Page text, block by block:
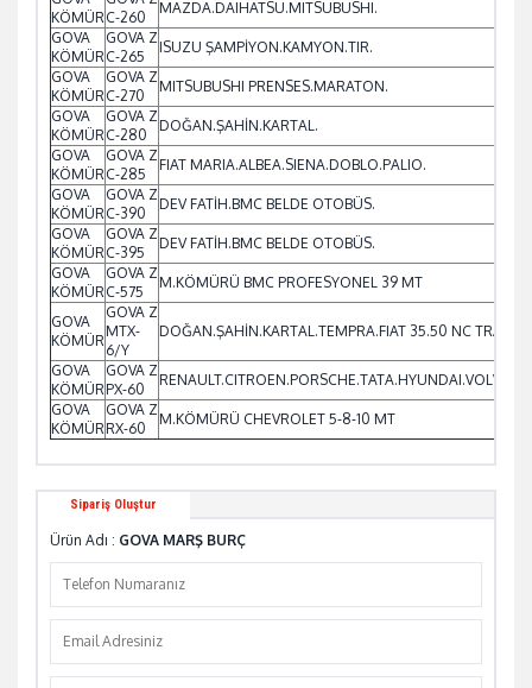
KÖMÜR C-260
MAZDA.DAIHATSU.MITSUBUSHI.
GOVA
KÖMÜR
GOVA Z
C-265
ISUZU ŞAMPİYON.KAMYON.TIR.
GOVA
KÖMÜR
GOVA Z
C-270
MITSUBUSHI PRENSES.MARATON.
GOVA
KÖMÜR
GOVA Z
C-280
DOĞAN.ŞAHİN.KARTAL.
GOVA
KÖMÜR
GOVA Z
C-285
FIAT MARIA.ALBEA.SIENA.DOBLO.PALIO.
GOVA
KÖMÜR
GOVA Z
C-390
DEV FATİH.BMC BELDE OTOBÜS.
GOVA
KÖMÜR
GOVA Z
C-395
DEV FATİH.BMC BELDE OTOBÜS.
GOVA
KÖMÜR
GOVA Z
C-575
M.KÖMÜRÜ BMC PROFESYONEL 39 MT
GOVA
KÖMÜR
GOVA Z
MTX-
6/Y
DOĞAN.ŞAHİN.KARTAL.TEMPRA.FIAT 35.50 NC
GOVA
KÖMÜR
GOVA Z
PX-60
GOVA
KÖMÜR
GOVA Z
RX-60
M.KÖMÜRÜ CHEVROLET 5-8-10 MT
Sipariş Oluştur
Ürün Adı : GOVA MARŞ BURÇ